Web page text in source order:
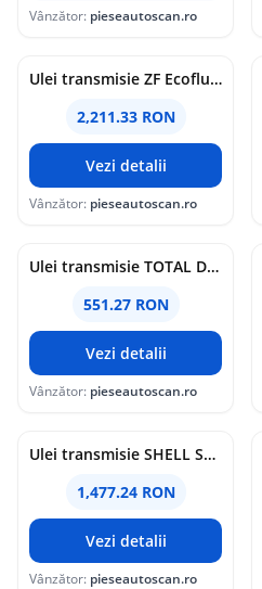
Vânzător: pieseautoscan.ro
Ulei transmisie ZF Ecofluid A Life 20L
2,211.33 RON
Vezi detalii
Vânzător: pieseautoscan.ro
Ulei transmisie TOTAL DYNA TRANS MPV 20L
551.27 RON
Vezi detalii
Vânzător: pieseautoscan.ro
Ulei transmisie SHELL SPIRAX S6 AXME 75W140 20L
1,477.24 RON
Vezi detalii
Vânzător: pieseautoscan.ro